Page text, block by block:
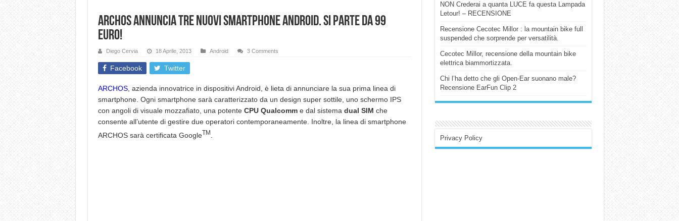
Archos annuncia tre nuovi smartphone Android. Si parte da 99
euro!
Diego Cervia 18 Aprile, 2013 Android 3 Comments
Facebook Twitter
ARCHOS, azienda innovatrice in dispositivi Android, è lieta di annunciare la sua prima linea di
smartphone. Ogni smartphone sarà caratterizzato da un design super sottile, uno schermo IPS
con angoli di visuale mozzafiato, una potente CPU Qualcomme dal sistema dual SIM che
consente all’utente di gestire due operatori contemporaneamente. Inoltre, la linea di smartphone
ARCHOS sarà certificata GoogleTM
NON Crederai a quanta LUCE fa questa Lampada
Letour! – RECENSIONE
Recensione Cecotec Millor : la mountain bike full
suspended che sorprende per versatilità.
Cecotec Millor, recensione della mountain bike
elettrica biammortizzata.
Chi l’ha detto che gli Open-Ear suonano male?
Recensione EarFun Clip 2
Privacy Policy